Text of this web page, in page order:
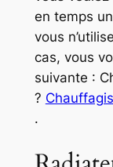
en temps
vous
cas, vous
suivante :
?
.